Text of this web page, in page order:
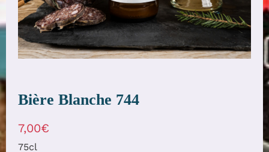
Bière Blanche 744
7,00€
75cl